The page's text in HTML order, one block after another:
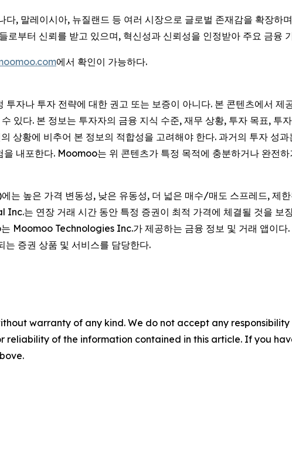
, 말레이시아, 뉴질랜드 등 여러 시장으로 글로벌 존재감을 확장하
부터 신뢰를 받고 있으며, 혁신성과 신뢰성을 인정받아 주요 금융
에서 확인이 가능하다.
자나 투자 전략에 대한 권고 또는 보증이 아니다. 본 콘텐츠에서 제
있다. 본 정보는 투자자의 금융 지식 수준, 재무 상황, 투자 목표, 투
상황에 비추어 본 정보의 적합성을 고려해야 한다. 과거의 투자 성
내포한다. Moomoo는 위 콘텐츠가 특정 목적에 충분하거나 완전
높은 가격 변동성, 낮은 유동성, 더 넓은 매수/매도 스프레드, 제
는 연장 거래 시간 동안 특정 증권이 최적 가격에 체결될 것을 보
Moomoo Technologies Inc.가 제공하는 금융 정보 및 거래 앱이
증권 상품 및 서비스를 담당한다.
warranty of any kind. We do not accept any
reliability of the information contained in this article. If you